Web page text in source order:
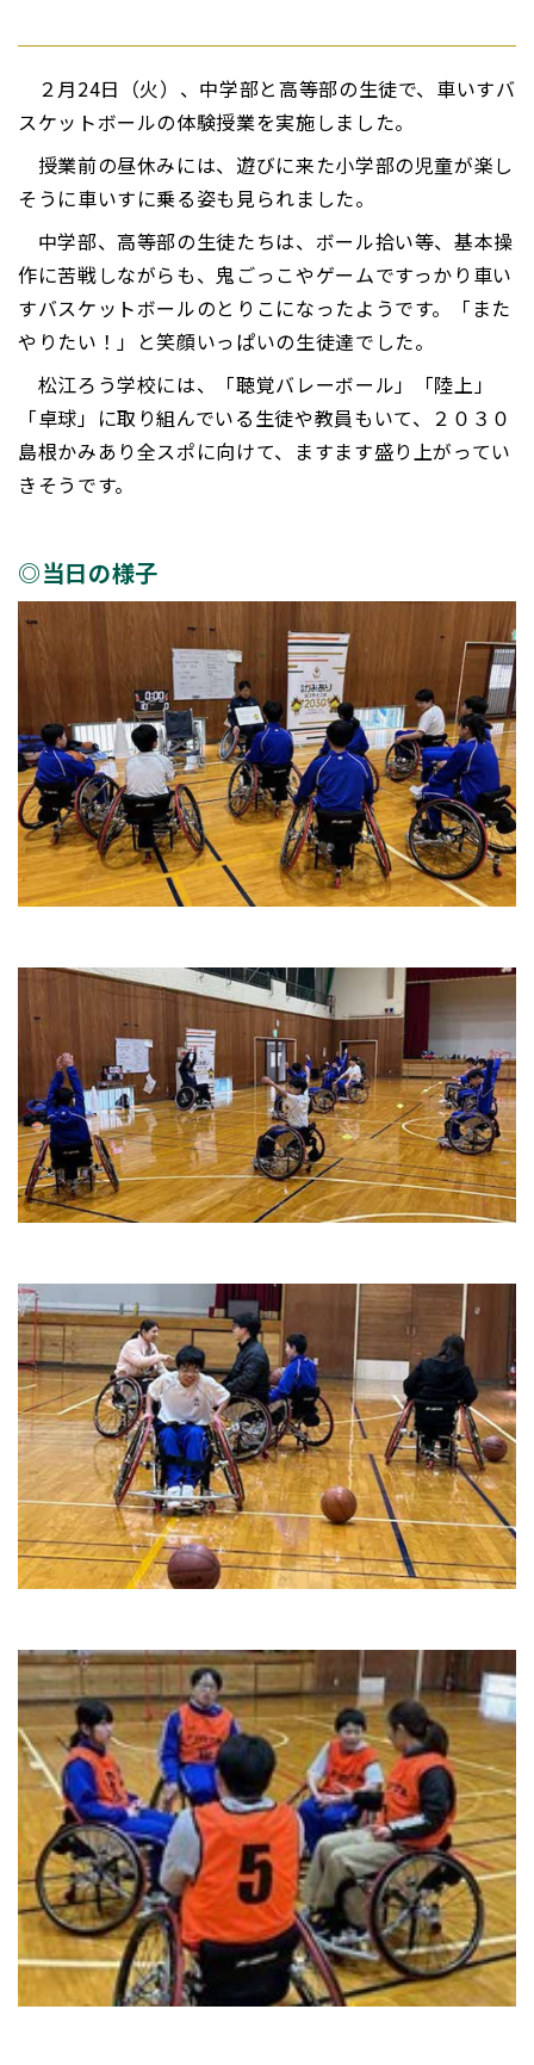
２月24日（火）、中学部と高等部の生徒で、車いすバ
スケットボールの体験授業を実施しました。
授業前の昼休みには、遊びに来た小学部の児童が楽し
そうに車いすに乗る姿も見られました。
中学部、高等部の生徒たちは、ボール拾い等、基本操
作に苦戦しながらも、鬼ごっこやゲームですっかり車い
すバスケットボールのとりこになったようです。「また
やりたい！」と笑顔いっぱいの生徒達でした。
松江ろう学校には、「聴覚バレーボール」「陸上」
「卓球」に取り組んでいる生徒や教員もいて、２０３０
島根かみあり全スポに向けて、ますます盛り上がってい
きそうです。
◎当日の様子